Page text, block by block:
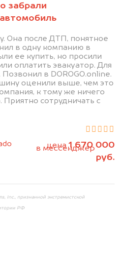
забрали
Она после ДТП, понятное
в одну компанию в
ее купить, но просили
оплатить эвакуатор. Для
в DOROGO.online.
оценили выше, чем это
к тому же ничего
Приятно сотрудничать с
цена1 670 000
руб.
автомобиля — через
в мессенджер
Inc., признанной экстремистской
РФ